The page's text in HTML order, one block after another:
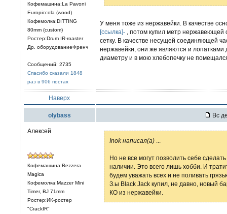
Кофемашина:La Pavoni
Europiccola (wood)
Кофемолка:DITTING
80mm (custom)
Ростер:Drum IR-roaster
Др. оборудованиеФренч
Сообщений: 2735
Спасибо сказали 1848
раз в 906 постах
У меня тоже из нержавейки. В качестве
[ссылка]- , потом купил метр нержавеющей
сетку. В качестве несущей соединяющей
нержавейки, они же являются и
диаметру и в мою хлебопечку не
Наверх
olybass Вс
Алексей
Кофемашина:Bezzera
Magica
Кофемолка:Mazzer Mini
Timer, BJ 71mm
Ростер:ИК-ростер
"CrackIR"
Inok написал(а)
Но не все могут позволить себе
наличии. Это всего лишь хобби. И
будем уважать всех и не поливать
З.ы Black Jack купил, не давно, новый
КО из нержавейки.